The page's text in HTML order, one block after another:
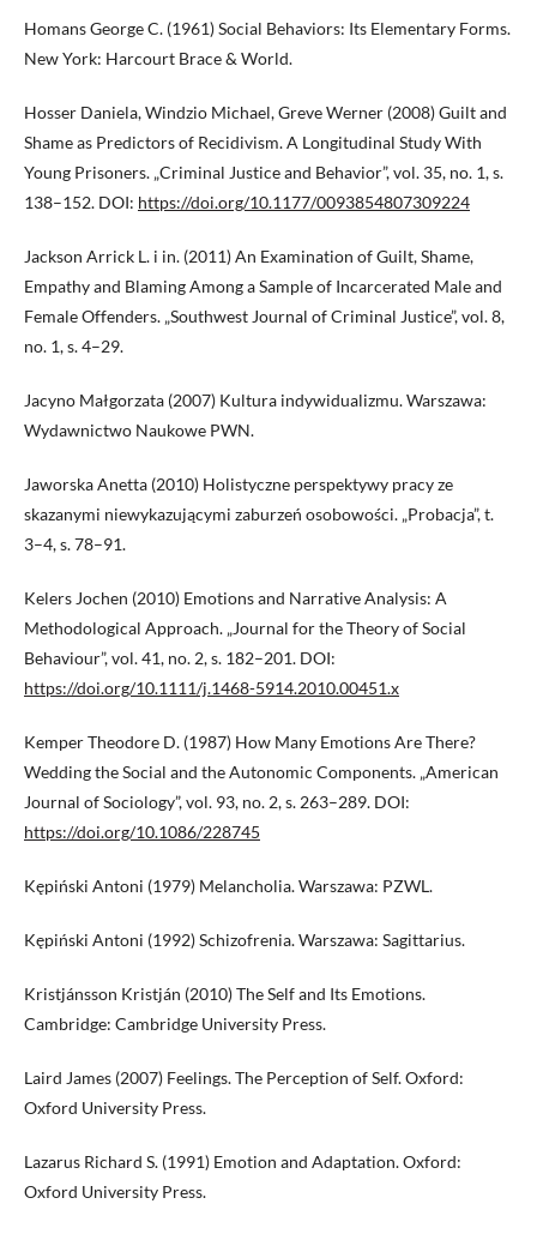
Homans George C. (1961) Social Behaviors: Its Elementary Forms.
New York: Harcourt Brace & World.
Hosser Daniela, Windzio Michael, Greve Werner (2008) Guilt and
Shame as Predictors of Recidivism. A Longitudinal Study With
Young Prisoners. „Criminal Justice and Behavior”, vol. 35, no. 1, s.
138–152. DOI: https://doi.org/10.1177/0093854807309224
Jackson Arrick L. i in. (2011) An Examination of Guilt, Shame,
Empathy and Blaming Among a Sample of Incarcerated Male and
Female Offenders. „Southwest Journal of Criminal Justice”, vol. 8,
no. 1, s. 4–29.
Jacyno Małgorzata (2007) Kultura indywidualizmu. Warszawa:
Wydawnictwo Naukowe PWN.
Jaworska Anetta (2010) Holistyczne perspektywy pracy ze
skazanymi niewykazującymi zaburzeń osobowości. „Probacja”, t.
3–4, s. 78–91.
Kelers Jochen (2010) Emotions and Narrative Analysis: A
Methodological Approach. „Journal for the Theory of Social
Behaviour”, vol. 41, no. 2, s. 182–201. DOI:
https://doi.org/10.1111/j.1468-5914.2010.00451.x
Kemper Theodore D. (1987) How Many Emotions Are There?
Wedding the Social and the Autonomic Components. „American
Journal of Sociology”, vol. 93, no. 2, s. 263–289. DOI:
https://doi.org/10.1086/228745
Kępiński Antoni (1979) Melancholia. Warszawa: PZWL.
Kępiński Antoni (1992) Schizofrenia. Warszawa: Sagittarius.
Kristjánsson Kristján (2010) The Self and Its Emotions.
Cambridge: Cambridge University Press.
Laird James (2007) Feelings. The Perception of Self. Oxford:
Oxford University Press.
Lazarus Richard S. (1991) Emotion and Adaptation. Oxford:
Oxford University Press.